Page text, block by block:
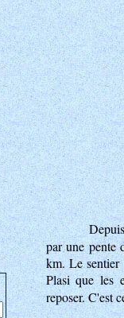
par une pente
km. Le sentier
Plasi que les
reposer. C'est